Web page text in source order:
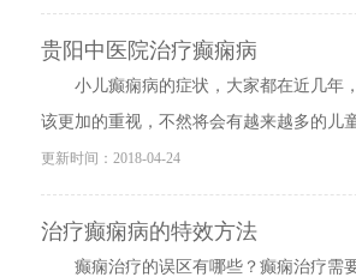
贵阳中医院治疗癫痫病
小儿癫痫病的症状，大家都在近几年
该更加的重视，不然将会有越来越多的儿
更新时间：2018-04-24
治疗癫痫病的特效方法
癫痫治疗的误区有哪些？癫痫治疗需